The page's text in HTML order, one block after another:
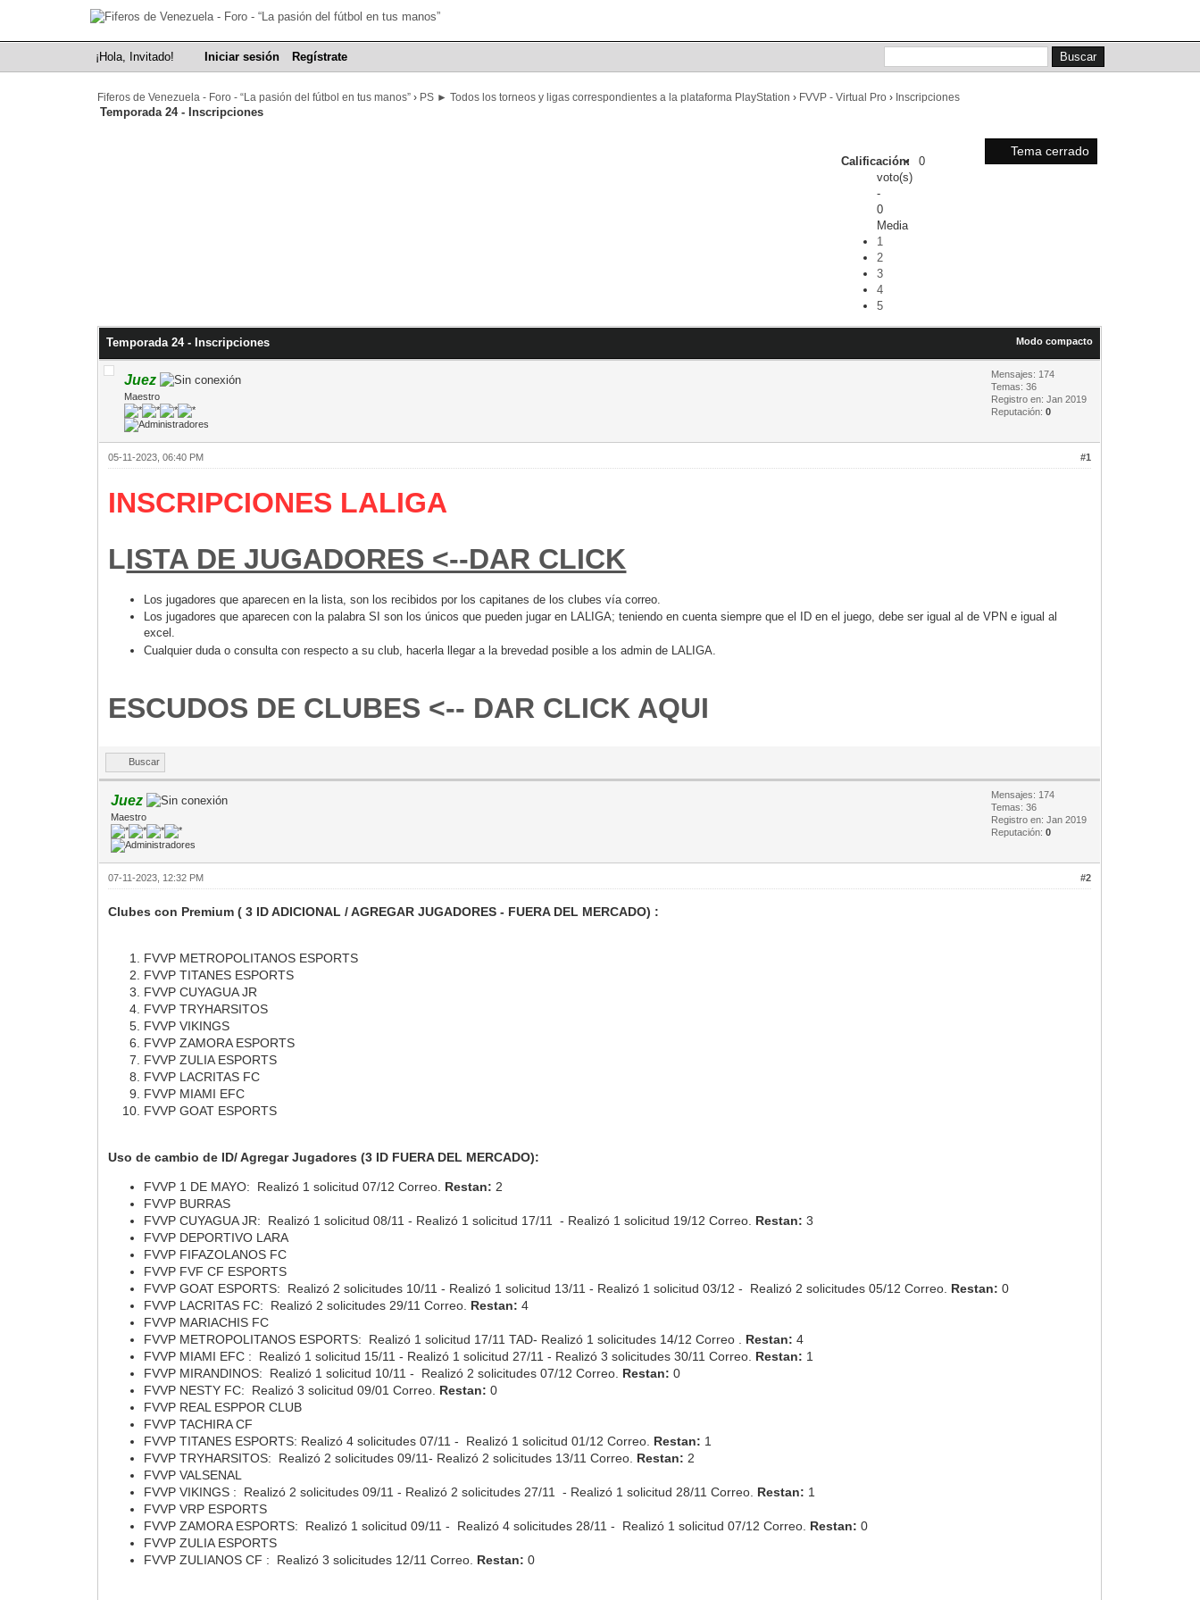
¡Hola, Invitado! Iniciar sesión Regístrate
Fiferos de Venezuela - Foro - “La pasión del fútbol en tus manos” › PS ► Todos los torneos y ligas correspondientes a la plataforma PlayStation › FVVP - Virtual Pro › Inscripciones
Temporada 24 - Inscripciones
Tema cerrado
Calificación:
0
voto(s)
-
0
Media
1
2
3
4
5
Modo compacto
Temporada 24 - Inscripciones
Juez
Maestro
Mensajes: 174
Temas: 36
Registro en: Jan 2019
Reputación:0
#1
05-11-2023, 06:40 PM
INSCRIPCIONES LALIGA
LISTA DE JUGADORES <--DAR CLICK
Los jugadores que aparecen en la lista, son los recibidos por los capitanes de los clubes vía correo.
Los jugadores que aparecen con la palabra SI son los únicos que pueden jugar en LALIGA; teniendo en cuenta siempre que el ID en el juego, debe ser igual al de VPN e igual al
excel.
Cualquier duda o consulta con respecto a su club, hacerla llegar a la brevedad posible a los admin de LALIGA.
ESCUDOS DE CLUBES <-- DAR CLICK AQUI
Buscar
Juez
Maestro
Mensajes: 174
Temas: 36
Registro en: Jan 2019
Reputación:0
#2
07-11-2023, 12:32 PM
Clubes con Premium ( 3 ID ADICIONAL / AGREGAR JUGADORES - FUERA DEL MERCADO) :
FVVP METROPOLITANOS ESPORTS
FVVP TITANES ESPORTS
FVVP CUYAGUA JR
FVVP TRYHARSITOS
FVVP VIKINGS
FVVP ZAMORA ESPORTS
FVVP ZULIA ESPORTS
FVVP LACRITAS FC
FVVP MIAMI EFC
FVVP GOAT ESPORTS
Uso de cambio de ID/ Agregar Jugadores (3 ID FUERA DEL MERCADO):
FVVP 1 DE MAYO: Realizó 1 solicitud 07/12 Correo. Restan: 2
FVVP BURRAS
FVVP CUYAGUA JR: Realizó 1 solicitud 08/11 - Realizó 1 solicitud 17/11 - Realizó 1 solicitud 19/12 Correo. Restan: 3
FVVP DEPORTIVO LARA
FVVP FIFAZOLANOS FC
FVVP FVF CF ESPORTS
FVVP GOAT ESPORTS: Realizó 2 solicitudes 10/11 - Realizó 1 solicitud 13/11 - Realizó 1 solicitud 03/12 - Realizó 2 solicitudes 05/12 Correo. Restan: 0
FVVP LACRITAS FC: Realizó 2 solicitudes 29/11 Correo. Restan: 4
FVVP MARIACHIS FC
FVVP METROPOLITANOS ESPORTS: Realizó 1 solicitud 17/11 TAD- Realizó 1 solicitudes 14/12 Correo . Restan: 4
FVVP MIAMI EFC : Realizó 1 solicitud 15/11 - Realizó 1 solicitud 27/11 - Realizó 3 solicitudes 30/11 Correo. Restan: 1
FVVP MIRANDINOS: Realizó 1 solicitud 10/11 - Realizó 2 solicitudes 07/12 Correo. Restan: 0
FVVP NESTY FC: Realizó 3 solicitud 09/01 Correo. Restan: 0
FVVP REAL ESPPOR CLUB
FVVP TACHIRA CF
FVVP TITANES ESPORTS: Realizó 4 solicitudes 07/11 - Realizó 1 solicitud 01/12 Correo. Restan: 1
FVVP TRYHARSITOS: Realizó 2 solicitudes 09/11- Realizó 2 solicitudes 13/11 Correo. Restan: 2
FVVP VALSENAL
FVVP VIKINGS : Realizó 2 solicitudes 09/11 - Realizó 2 solicitudes 27/11 - Realizó 1 solicitud 28/11 Correo. Restan: 1
FVVP VRP ESPORTS
FVVP ZAMORA ESPORTS: Realizó 1 solicitud 09/11 - Realizó 4 solicitudes 28/11 - Realizó 1 solicitud 07/12 Correo. Restan: 0
FVVP ZULIA ESPORTS
FVVP ZULIANOS CF : Realizó 3 solicitudes 12/11 Correo. Restan: 0